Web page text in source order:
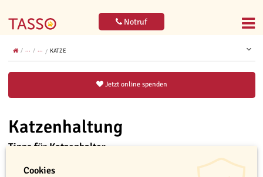
Notruf
... ... KATZE
Jetzt online spenden
Katzenhaltung
Tipps für Katzenhalter
Cookies